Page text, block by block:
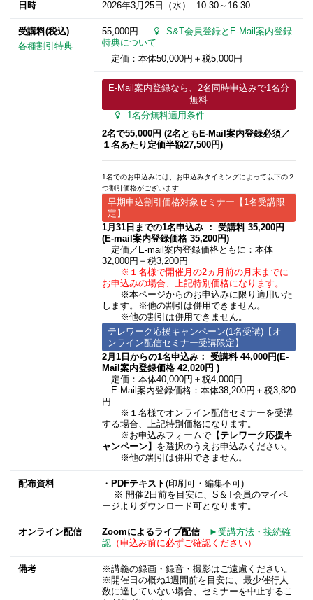
日時 2026年3月25日 （水） 10:30～16:30
受講料(税込)
各種割引特典
55,000円
S&T会員登録とE-Mail案内登録
特典について
定価：本体50,000円＋税5,000円
E-Mail案内登録なら、2名同時申込みで1名分
無料
1名分無料適用条件
2名で55,000円 (2名ともE-Mail案内登録必須／
１名あたり定価半額27,500円)
1名でのお申込みには、お申込みタイミングによって以下の２
つ割引価格がございます
早期申込割引価格対象セミナー【1名受講限
定】
1月31日までの1名申込み ： 受講料 35,200円
(E-mail案内登録価格 35,200円)
定価／E-mail案内登録価格ともに：本体
32,000円＋税3,200円
※１名様で開催月の2ヵ月前の月末までに
お申込みの場合、上記特別価格になります。
※本ページからのお申込みに限り適用いた
します。※他の割引は併用できません。
※他の割引は併用できません。
テレワーク応援キャンペーン(1名受講)【オ
ンライン配信セミナー受講限定】
2月1日からの1名申込み： 受講料 44,000円(E-
Mail案内登録価格 42,020円 )
定価：本体40,000円＋税4,000円
E-Mail案内登録価格：本体38,200円＋税3,820
円
※１名様でオンライン配信セミナーを受講
する場合、上記特別価格になります。
※お申込みフォームで【テレワーク応援キ
ャンペーン】
を選択のうえお申込みください。
※他の割引は併用できません。
配布資料 ・ PDFテキスト(印刷可・編集不可)
※ 開催2日前を目安に、S＆T会員のマイペ
ージよりダウンロード可となります。
オンライン配信 Zoomによるライブ配信
►受講方法・接続確
認（申込み前に必ずご確認ください）
備考
※講義の録画・録音・撮影はご遠慮ください。
※開催日の概ね1週間前を目安に、最少催行人
数に達していない場合、セミナーを中止するこ